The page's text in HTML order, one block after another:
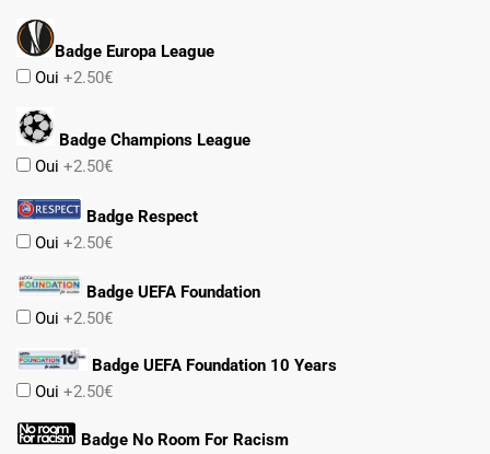
Badge Europa League
Oui +2.50€
Badge Champions League
Oui +2.50€
Badge Respect
Oui +2.50€
Badge UEFA Foundation
Oui +2.50€
Badge UEFA Foundation 10 Years
Oui +2.50€
Badge No Room For Racism